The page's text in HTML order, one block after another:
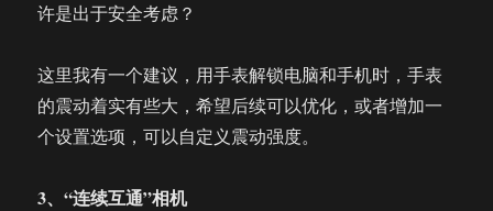
许是出于安全考虑？
这里我有一个建议，用手表解锁电脑和手机时，手表
的震动着实有些大，希望后续可以优化，或者增加一
个设置选项，可以自定义震动强度。
3、“连续互通”相机